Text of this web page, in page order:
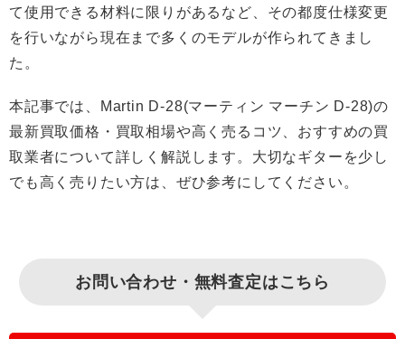
て使用できる材料に限りがあるなど、その都度仕様変更
を行いながら現在まで多くのモデルが作られてきまし
た。
本記事では、Martin D-28(マーティン マーチン D-28)の
最新買取価格・買取相場や高く売るコツ、おすすめの買
取業者について詳しく解説します。大切なギターを少し
でも高く売りたい方は、ぜひ参考にしてください。
お問い合わせ・無料査定はこちら